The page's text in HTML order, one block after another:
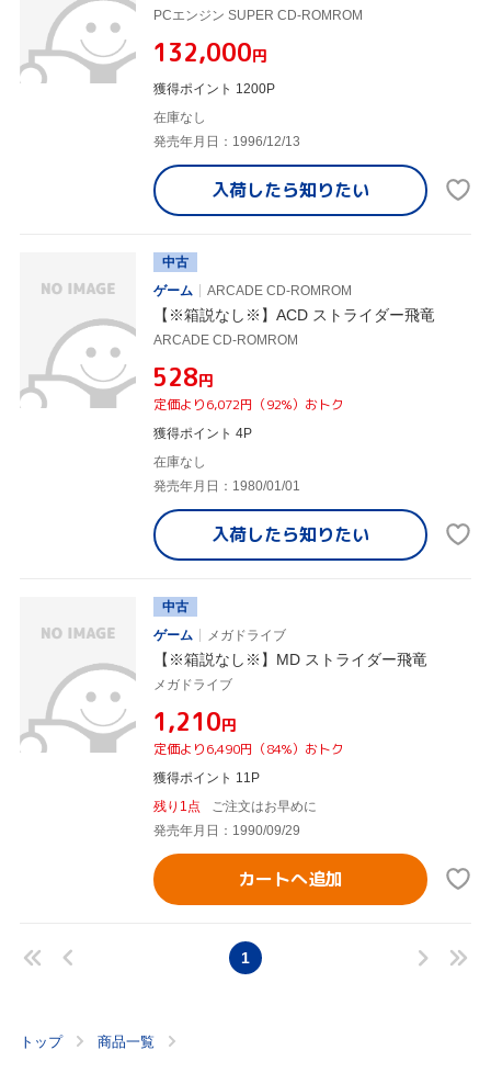
PCエンジン SUPER CD-ROMROM
¥132,000円
獲得ポイント 1200P
在庫なし
発売年月日：1996/12/13
入荷したら知りたい
中古
ゲーム
ARCADE CD-ROMROM
【※箱説なし※】ACD ストライダー飛竜
ARCADE CD-ROMROM
¥528円
定価より6,072円（92%）おトク
獲得ポイント 4P
在庫なし
発売年月日：1980/01/01
入荷したら知りたい
中古
ゲーム
メガドライブ
【※箱説なし※】MD ストライダー飛竜
メガドライブ
¥1,210円
定価より6,490円（84%）おトク
獲得ポイント 11P
残り1点
ご注文はお早めに
発売年月日：1990/09/29
カートへ追加
1
トップ 商品一覧